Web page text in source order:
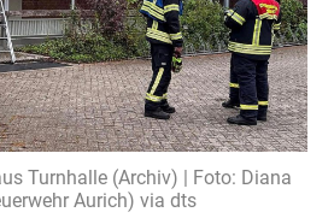
Turnhalle (Archiv) | Foto: Diana
Aurich) via dts